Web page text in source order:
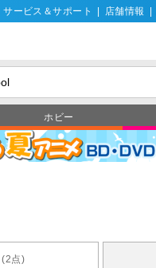
サービス＆サポート 店舗情報
ホビー
(2点)